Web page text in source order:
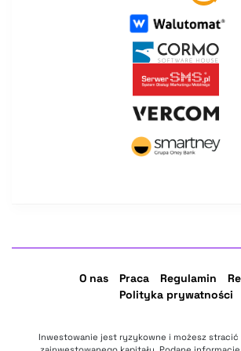
O nas Praca Regulamin
Polityka prywatności
Inwestowanie jest ryzykowne i możesz stracić